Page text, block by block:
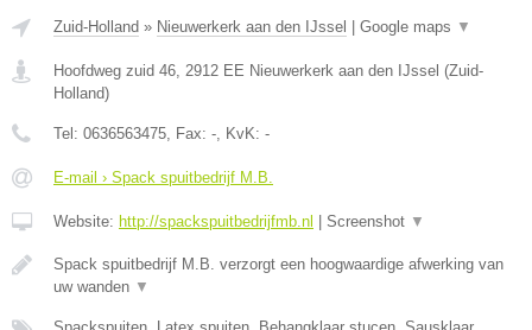
Zuid-Holland » Nieuwerkerk aan den IJssel Google maps ▼
Hoofdweg zuid 46 2912 EE Nieuwerkerk aan den IJssel (Zuid-
Holland)
Tel: 0636563475 , Fax: - , KvK: -
E-mail › Spack spuitbedrijf M.B.
Website: http://spackspuitbedrijfmb.nl Screenshot ▼
Spack spuitbedrijf M.B. verzorgt een hoogwaardige afwerking van
uw wanden ▼